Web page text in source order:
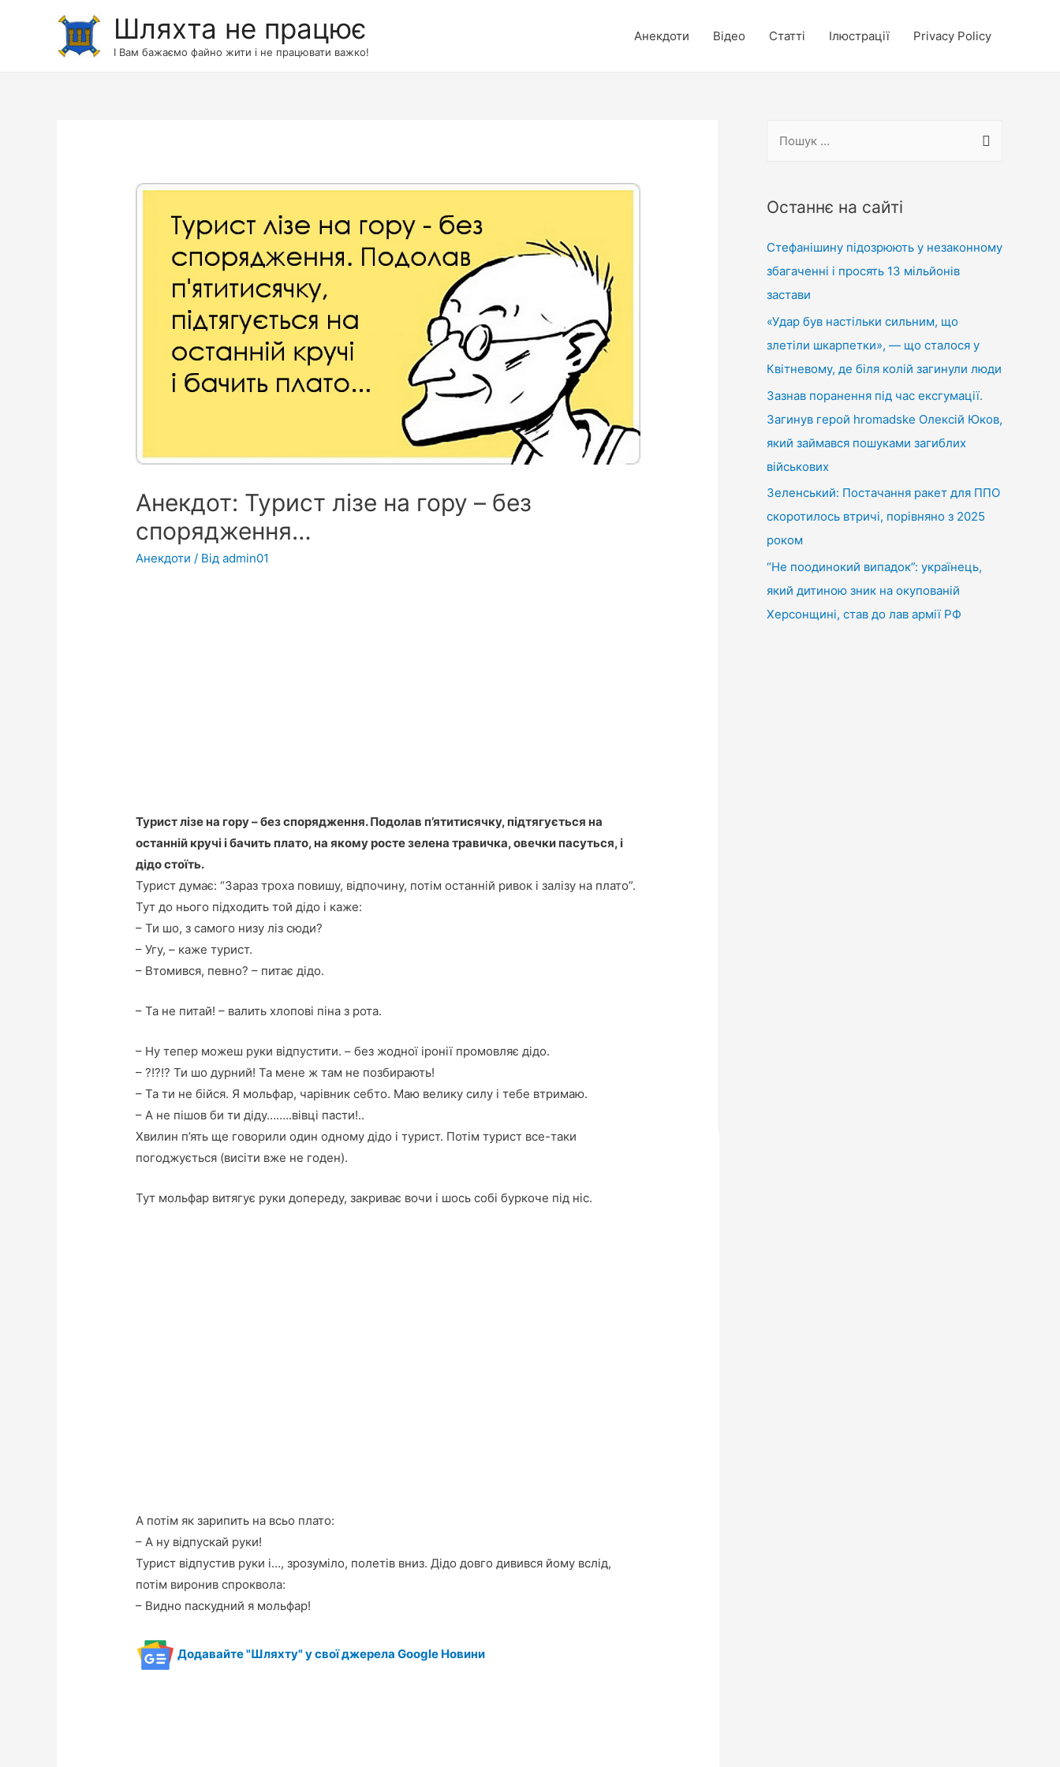
Шляхта не працює
І Вам бажаємо файно жити і не працювати важко!
Анекдоти Відео Статті Ілюстрації Privacy Policy
Анекдот: Турист лізе на гору – без
спорядження…
Анекдоти / Відadmin01
Турист лізе на гору – без спорядження. Подолав п’ятитисячку, підтягується на
останній кручі і бачить плато, на якому росте зелена травичка, овечки пасуться, і
дідо стоїть.
Турист думає: “Зараз троха повишу, відпочину, потім останній ривок і залізу на плато”.
Тут до нього підходить той дідо і каже:
– Ти шо, з самого низу ліз сюди?
– Угу, – каже турист.
– Втомився, певно? – питає дідо.
– Та не питай! – валить хлопові піна з рота.
– Ну тепер можеш руки відпустити. – без жодної іронії промовляє дідо.
– ?!?!? Ти шо дурний! Та мене ж там не позбирають!
– Та ти не бійся. Я мольфар, чарівник себто. Маю велику силу і тебе втримаю.
– А не пішов би ти діду……..вівці пасти!..
Хвилин п’ять ще говорили один одному дідо і турист. Потім турист все-таки
погоджується (висіти вже не годен).
Тут мольфар витягує руки допереду, закриває вочи і шось собі буркоче під ніс.
А потім як зарипить на всьо плато:
– А ну відпускай руки!
Турист відпустив руки і…, зрозуміло, полетів вниз. Дідо довго дивився йому вслід,
потім виронив спроквола:
– Видно паскудний я мольфар!
Додавайте "Шляхту" у свої джерела Google Новини
у
:
Останнє на сайті
Стефанішину підозрюють у незаконному
збагаченні і просять 13 мільйонів
застави
«Удар був настільки сильним, що
злетіли шкарпетки», — що сталося у
Квітневому, де біля колій загинули люди
Зазнав поранення під час ексгумації.
Загинув герой hromadske Олексій Юков,
який займався пошуками загиблих
військових
Зеленський: Постачання ракет для ППО
скоротилось втричі, порівняно з 2025
роком
“Не поодинокий випадок”: українець,
який дитиною зник на окупованій
Херсонщині, став до лав армії РФ